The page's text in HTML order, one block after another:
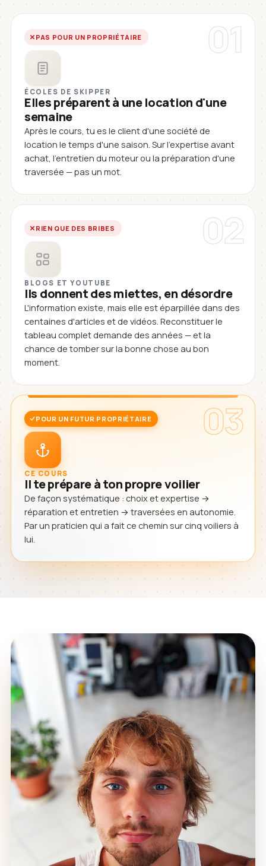
01
PAS POUR UN PROPRIÉTAIRE
ÉCOLES DE SKIPPER
Elles préparent à une location d'une
semaine
Après le cours, tu es le client d'une société de
location le temps d'une saison. Sur l'expertise avant
achat, l'entretien du moteur ou la préparation d'une
traversée — pas un mot.
02
RIEN QUE DES BRIBES
BLOGS ET YOUTUBE
Ils donnent des miettes, en désordre
L'information existe, mais elle est éparpillée dans des
centaines d'articles et de vidéos. Reconstituer le
tableau complet demande des années — et la
chance de tomber sur la bonne chose au bon
moment.
03
POUR UN FUTUR PROPRIÉTAIRE
CE COURS
Il te prépare à ton propre voilier
De façon systématique : choix et expertise →
réparation et entretien → traversées en autonomie.
Par un praticien qui a fait ce chemin sur cinq voiliers à
lui.